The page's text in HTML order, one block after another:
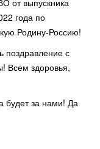
года по
Родину-Россию!
поздравление с
Всем здоровья,
будет за нами! Да